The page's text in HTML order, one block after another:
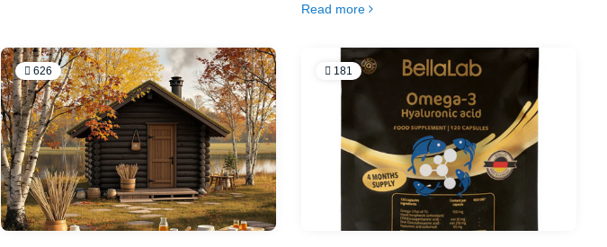
bet arī Eiropas kino, dokumentālās filmas un
pašmāju ražojumus.
mērogā. Šajā rakstā aplūkosim Latvijas
sasniegumus un nākotnes perspektīvas, kas
veido valsts digitālo identitāti.
Read more
626 181